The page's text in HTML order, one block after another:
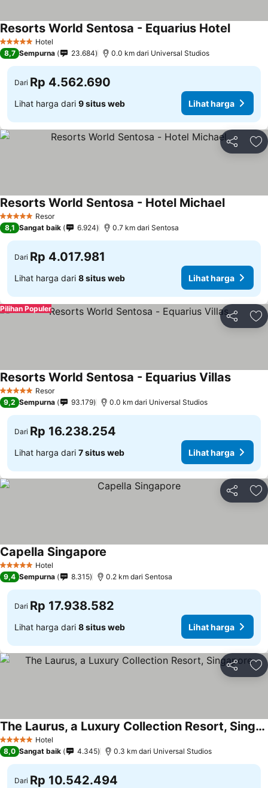
5 Bintang Hotel
Resorts World Sentosa - Equarius Hotel
8,7 Sempurna 23.684 0.0 km dari Universal Studios
Dari Rp 4.562.690
Lihat harga dari 9 situs web Lihat harga
Bagikan
5 Bintang Resor
Resorts World Sentosa - Hotel Michael
8,1 Sangat baik 6.924 0.7 km dari Sentosa
Dari Rp 4.017.981
Lihat harga dari 8 situs web Lihat harga
Bagikan
Pilihan Populer
5 Bintang Resor
Resorts World Sentosa - Equarius Villas
9,2 Sempurna 93.179 0.0 km dari Universal Studios
Dari Rp 16.238.254
Lihat harga dari 7 situs web Lihat harga
Bagikan
5 Bintang Hotel
Capella Singapore
9,4 Sempurna 8.315 0.2 km dari Sentosa
Dari Rp 17.938.582
Lihat harga dari 8 situs web Lihat harga
Bagikan
5 Bintang Hotel
The Laurus, a Luxury Collection Resort, Singapore
8,0 Sangat baik 4.345 0.3 km dari Universal Studios
Dari Rp 10.542.494